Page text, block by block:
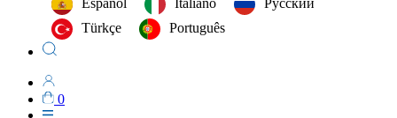
Türkçe
Português
0